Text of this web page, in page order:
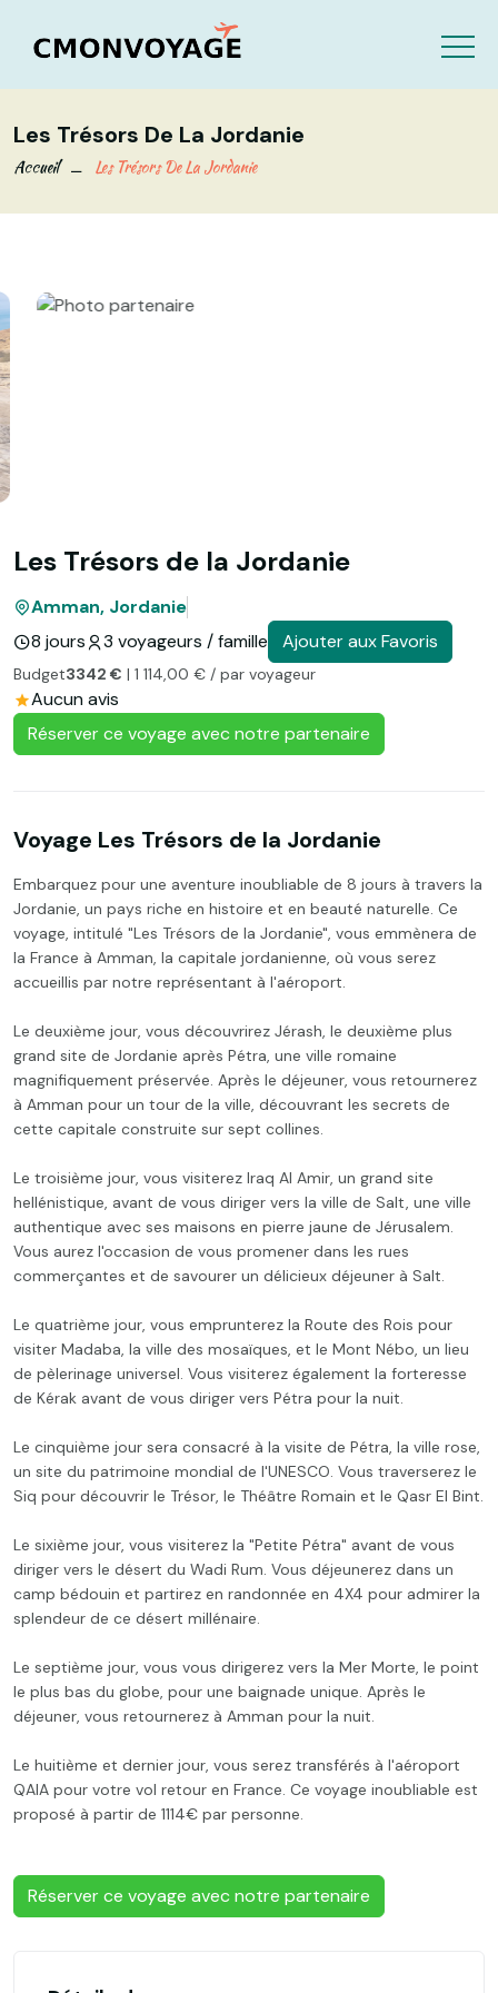
Les Trésors De La Jordanie
Accueil Les Trésors De La Jordanie
Les Trésors de la Jordanie
Amman, Jordanie
8 jours
3 voyageurs / famille Ajouter aux Favoris
Budget3342 € | 1 114,00 € / par voyageur
Aucun avis
Réserver ce voyage avec notre partenaire
Voyage Les Trésors de la Jordanie
Embarquez pour une aventure inoubliable de 8 jours à travers la
Jordanie, un pays riche en histoire et en beauté naturelle. Ce
voyage, intitulé "Les Trésors de la Jordanie", vous emmènera de
la France à Amman, la capitale jordanienne, où vous serez
accueillis par notre représentant à l'aéroport.
Le deuxième jour, vous découvrirez Jérash, le deuxième plus
grand site de Jordanie après Pétra, une ville romaine
magnifiquement préservée. Après le déjeuner, vous retournerez
à Amman pour un tour de la ville, découvrant les secrets de
cette capitale construite sur sept collines.
Le troisième jour, vous visiterez Iraq Al Amir, un grand site
hellénistique, avant de vous diriger vers la ville de Salt, une ville
authentique avec ses maisons en pierre jaune de Jérusalem.
Vous aurez l'occasion de vous promener dans les rues
commerçantes et de savourer un délicieux déjeuner à Salt.
Le quatrième jour, vous emprunterez la Route des Rois pour
visiter Madaba, la ville des mosaïques, et le Mont Nébo, un lieu
de pèlerinage universel. Vous visiterez également la forteresse
de Kérak avant de vous diriger vers Pétra pour la nuit.
Le cinquième jour sera consacré à la visite de Pétra, la ville rose,
un site du patrimoine mondial de l'UNESCO. Vous traverserez le
Siq pour découvrir le Trésor, le Théâtre Romain et le Qasr El Bint.
Le sixième jour, vous visiterez la "Petite Pétra" avant de vous
diriger vers le désert du Wadi Rum. Vous déjeunerez dans un
camp bédouin et partirez en randonnée en 4X4 pour admirer la
splendeur de ce désert millénaire.
Le septième jour, vous vous dirigerez vers la Mer Morte, le point
le plus bas du globe, pour une baignade unique. Après le
déjeuner, vous retournerez à Amman pour la nuit.
Le huitième et dernier jour, vous serez transférés à l'aéroport
QAIA pour votre vol retour en France. Ce voyage inoubliable est
proposé à partir de 1114€ par personne.
Réserver ce voyage avec notre partenaire